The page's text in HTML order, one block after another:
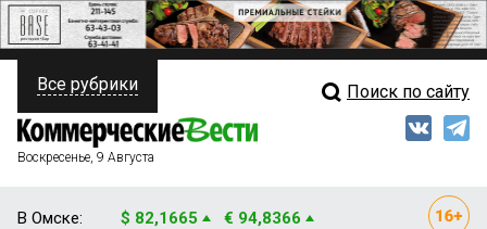
ПОЛИТИКА
ФИНАНСЫ
Свежий выпуск
Все рубрики Поиск по сайту
Воскресенье, 9 Августа
В Омске: $ 82,1665 € 94,8366